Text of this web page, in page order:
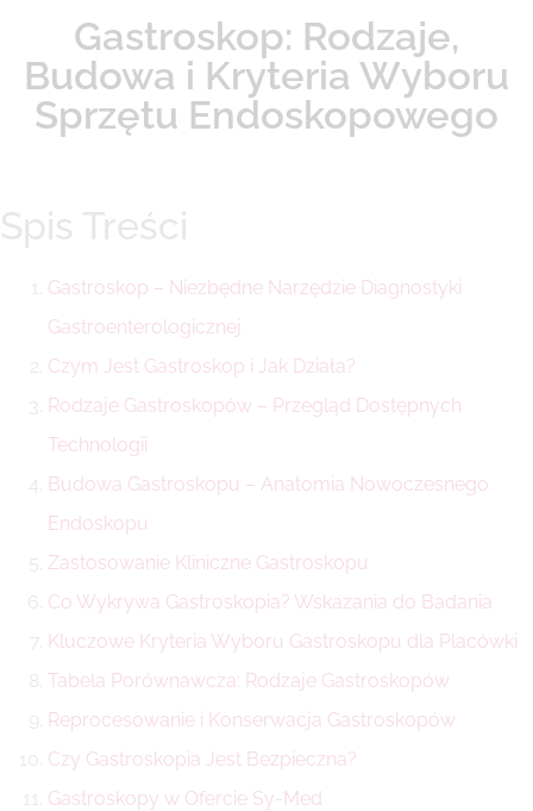
Gastroskop: Rodzaje,
Budowa i Kryteria Wyboru
Sprzętu Endoskopowego
Spis Treści
Gastroskop – Niezbędne Narzędzie Diagnostyki
Gastroenterologicznej
Czym Jest Gastroskop i Jak Działa?
Rodzaje Gastroskopów – Przegląd Dostępnych
Technologii
Budowa Gastroskopu – Anatomia Nowoczesnego
Endoskopu
Zastosowanie Kliniczne Gastroskopu
Co Wykrywa Gastroskopia? Wskazania do Badania
Kluczowe Kryteria Wyboru Gastroskopu dla Placówki
Tabela Porównawcza: Rodzaje Gastroskopów
Reprocesowanie i Konserwacja Gastroskopów
Czy Gastroskopia Jest Bezpieczna?
Gastroskopy w Ofercie Sy-Med